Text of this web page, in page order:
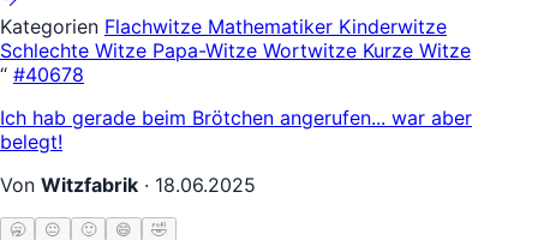
Kategorien Flachwitze Mathematiker Kinderwitze
Schlechte Witze Papa-Witze Wortwitze Kurze Witze
“ #40678
Ich hab gerade beim Brötchen angerufen... war aber
belegt!
Von Witzfabrik · 18.06.2025
🥱 😐 🙂 😄 🤣